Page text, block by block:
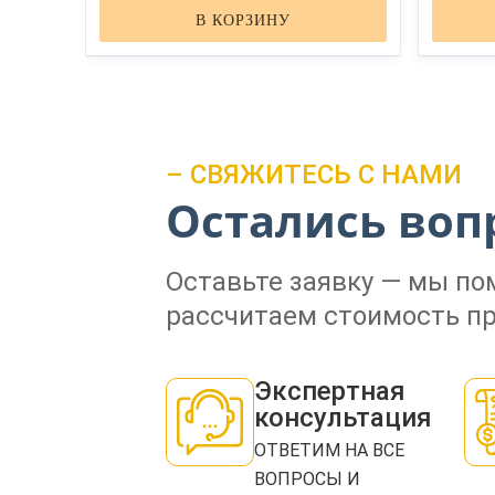
В КОРЗИНУ
– СВЯЖИТЕСЬ С НАМИ
Остались
Оставьте заявку — мы
рассчитаем стоимость
Экспертная
консультация
ОТВЕТИМ НА ВСЕ
ВОПРОСЫ И